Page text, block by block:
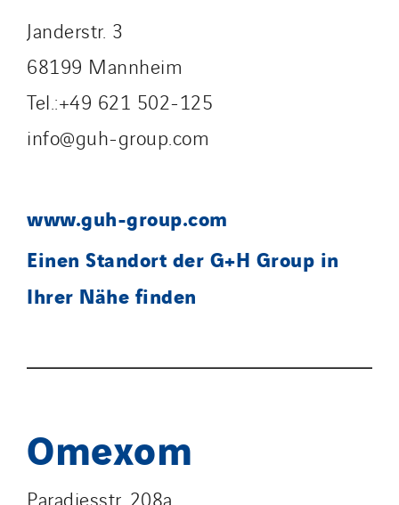
Janderstr. 3
68199 Mannheim
Tel.:+49 621 502-125
info@guh-group.com
www.guh-group.com
Einen Standort der G+H Group in
Ihrer Nähe finden
Omexom
Paradiesstr. 208a